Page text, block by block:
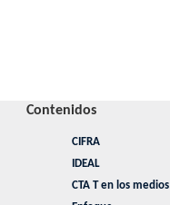
Contenidos
CIFRA
IDEAL
CTA T en los medios